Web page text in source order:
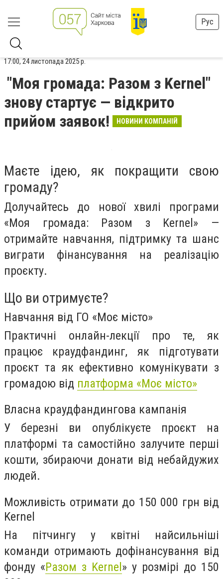
Рус
17:00, 24 листопада 2025 р.
"Моя громада: Разом з Kernel"
знову стартує — відкрито
прийом заявок!
НОВИНИ КОМПАНІЙ
Маєте ідею, як покращити свою
громаду?
Долучайтесь до нової хвилі програми
«Моя громада: Разом з Kernel» —
отримайте навчання, підтримку та шанс
виграти фінансування на реалізацію
проєкту.
Що ви отримуєте?
Навчання від ГО «Моє місто»
Практичні онлайн-лекції про те, як
працює краудфандинг, як підготувати
проєкт та як ефективно комунікувати з
громадою від платформа «Моє місто»
Власна краудфандингова кампанія
У березні ви опублікуєте проєкт на
платформі та самостійно залучите перші
кошти, збираючи донати від небайдужих
людей.
Можливість отримати до 150 000 грн від
Kernel
На пітчингу у квітні найсильніші
команди отримають дофінансування від
фонду «Разом з Kernel» у розмірі до 150